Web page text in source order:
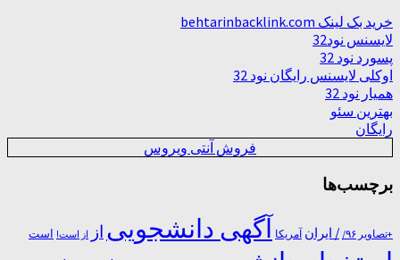
خرید بک لینک behtarinbacklink.com
لایسنس نود32
پسورد نود 32
اوکلی لایسنس رایگان نود 32
همیار نود 32
بهترین سئو
رایگان
فروش آنتی ویروس
برچسب‌ها
+تصاویر ۹۶/ / ایران آمریکا آگهی دانشجویی از از است! است